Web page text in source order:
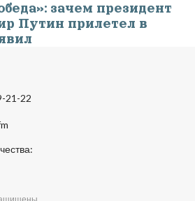
зачем президент
Путин прилетел в
21-22